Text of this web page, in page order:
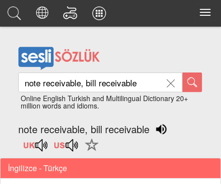
Online English Turkish and Multilingual Dictionary 20+
million words and idioms.
note receivable, bill receivable
İngilizce - Türkçe